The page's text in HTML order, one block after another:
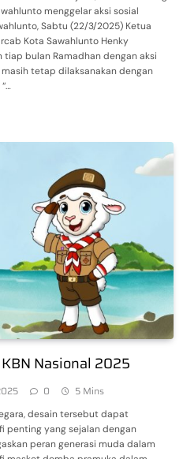
menggelar aksi sosial
Sabtu (22/3/2025) Ketua
Kota Sawahlunto Henky
bulan Ramadhan dengan aksi
tetap dilaksanakan dengan
Nasional 2025
0 5 Mins
desain tersebut dapat
penting yang sejalan dengan
peran generasi muda dalam